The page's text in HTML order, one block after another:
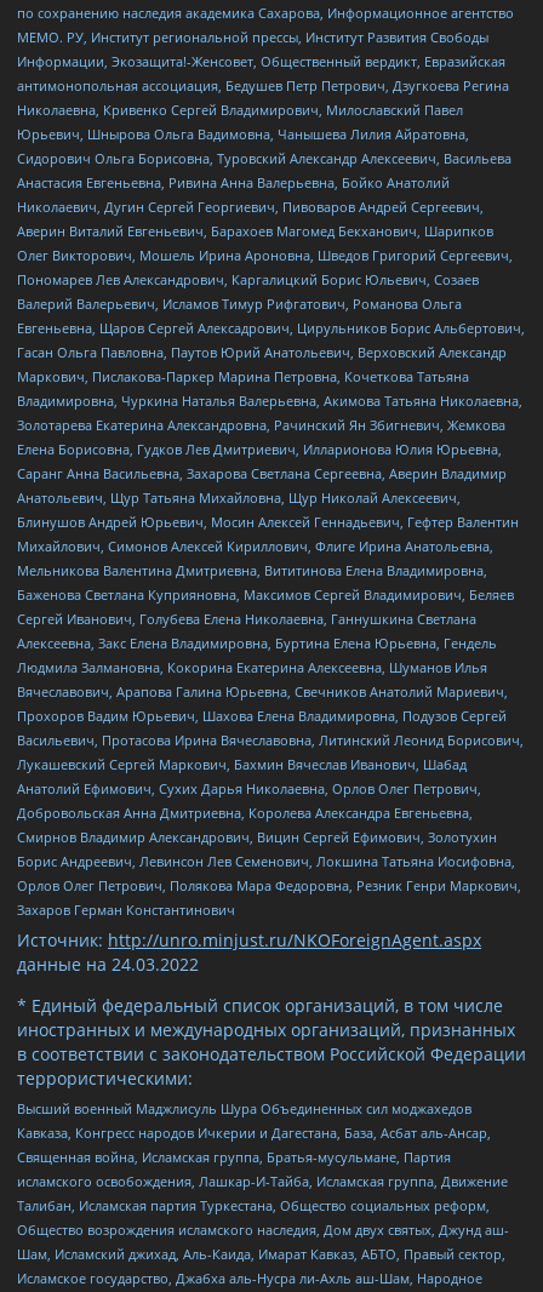
по сохранению наследия академика Сахарова, Информационное агентство
МЕМО. РУ, Институт региональной прессы, Институт Развития Свободы
Информации, Экозащита!-Женсовет, Общественный вердикт, Евразийская
антимонопольная ассоциация, Бедушев Петр Петрович, Дзугкоева Регина
Николаевна, Кривенко Сергей Владимирович, Милославский Павел
Юрьевич, Шнырова Ольга Вадимовна, Чанышева Лилия Айратовна,
Сидорович Ольга Борисовна, Туровский Александр Алексеевич, Васильева
Анастасия Евгеньевна, Ривина Анна Валерьевна, Бойко Анатолий
Николаевич, Дугин Сергей Георгиевич, Пивоваров Андрей Сергеевич,
Аверин Виталий Евгеньевич, Барахоев Магомед Бекханович, Шарипков
Олег Викторович, Мошель Ирина Ароновна, Шведов Григорий Сергеевич,
Пономарев Лев Александрович, Каргалицкий Борис Юльевич, Созаев
Валерий Валерьевич, Исламов Тимур Рифгатович, Романова Ольга
Евгеньевна, Щаров Сергей Алексадрович, Цирульников Борис Альбертович,
Гасан Ольга Павловна, Паутов Юрий Анатольевич, Верховский Александр
Маркович, Пислакова-Паркер Марина Петровна, Кочеткова Татьяна
Владимировна, Чуркина Наталья Валерьевна, Акимова Татьяна Николаевна,
Золотарева Екатерина Александровна, Рачинский Ян Збигневич, Жемкова
Елена Борисовна, Гудков Лев Дмитриевич, Илларионова Юлия Юрьевна,
Саранг Анна Васильевна, Захарова Светлана Сергеевна, Аверин Владимир
Анатольевич, Щур Татьяна Михайловна, Щур Николай Алексеевич,
Блинушов Андрей Юрьевич, Мосин Алексей Геннадьевич, Гефтер Валентин
Михайлович, Симонов Алексей Кириллович, Флиге Ирина Анатольевна,
Мельникова Валентина Дмитриевна, Вититинова Елена Владимировна,
Баженова Светлана Куприяновна, Максимов Сергей Владимирович, Беляев
Сергей Иванович, Голубева Елена Николаевна, Ганнушкина Светлана
Алексеевна, Закс Елена Владимировна, Буртина Елена Юрьевна, Гендель
Людмила Залмановна, Кокорина Екатерина Алексеевна, Шуманов Илья
Вячеславович, Арапова Галина Юрьевна, Свечников Анатолий Мариевич,
Прохоров Вадим Юрьевич, Шахова Елена Владимировна, Подузов Сергей
Васильевич, Протасова Ирина Вячеславовна, Литинский Леонид Борисович,
Лукашевский Сергей Маркович, Бахмин Вячеслав Иванович, Шабад
Анатолий Ефимович, Сухих Дарья Николаевна, Орлов Олег Петрович,
Добровольская Анна Дмитриевна, Королева Александра Евгеньевна,
Смирнов Владимир Александрович, Вицин Сергей Ефимович, Золотухин
Борис Андреевич, Левинсон Лев Семенович, Локшина Татьяна Иосифовна,
Орлов Олег Петрович, Полякова Мара Федоровна, Резник Генри Маркович,
Захаров Герман Константинович
Источник: http://unro.minjust.ru/NKOForeignAgent.aspx
данные на 24.03.2022
* Единый федеральный список организаций, в том числе
иностранных и международных организаций, признанных
в соответствии с законодательством Российской Федерации
террористическими:
Высший военный Маджлисуль Шура Объединенных сил моджахедов
Кавказа, Конгресс народов Ичкерии и Дагестана, База, Асбат аль-Ансар,
Священная война, Исламская группа, Братья-мусульмане, Партия
исламского освобождения, Лашкар-И-Тайба, Исламская группа, Движение
Талибан, Исламская партия Туркестана, Общество социальных реформ,
Общество возрождения исламского наследия, Дом двух святых, Джунд аш-
Шам, Исламский джихад, Аль-Каида, Имарат Кавказ, АБТО, Правый сектор,
Исламское государство, Джабха аль-Нусра ли-Ахль аш-Шам, Народное